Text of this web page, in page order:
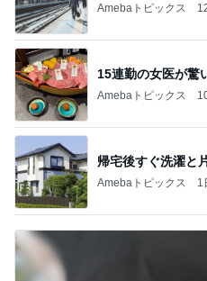
Amebaトピックス
15連勤の女医が驚
Amebaトピックス
帰宅後すぐ洗濯と
Amebaトピックス 1